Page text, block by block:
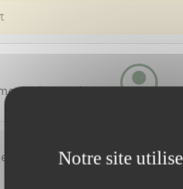
les articles
Notre site